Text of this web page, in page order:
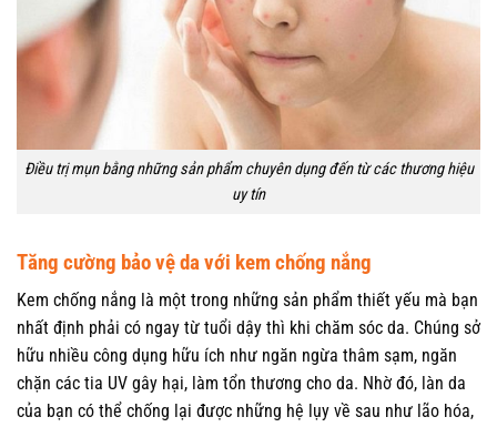
Điều trị mụn bằng những sản phẩm chuyên dụng đến từ các thương hiệu
uy tín
Tăng cường bảo vệ da với kem chống nắng
Kem chống nắng là một trong những sản phẩm thiết yếu mà bạn
nhất định phải có ngay từ tuổi dậy thì khi chăm sóc da. Chúng sở
hữu nhiều công dụng hữu ích như ngăn ngừa thâm sạm, ngăn
chặn các tia UV gây hại, làm tổn thương cho da. Nhờ đó, làn da
của bạn có thể chống lại được những hệ lụy về sau như lão hóa,